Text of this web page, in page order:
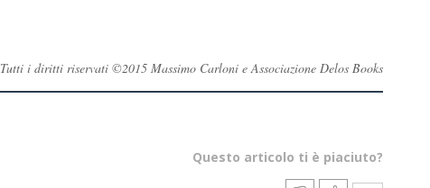
Tutti i diritti riservati ©2015 Massimo Carloni e Associazione Delos Books
Questo articolo ti è piaciuto?